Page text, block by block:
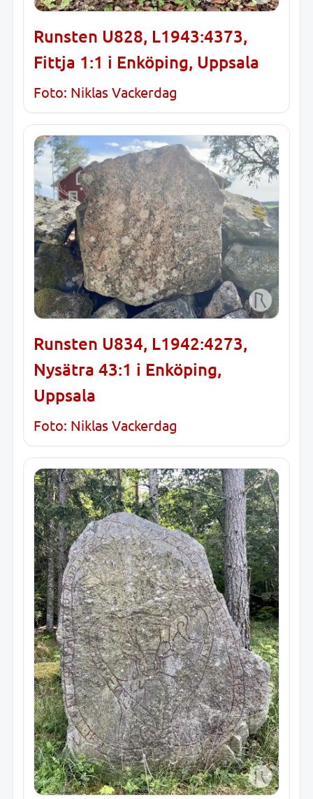
Runsten U828, L1943:4373,
Fittja 1:1 i Enköping, Uppsala
Foto: Niklas Vackerdag
Runsten U834, L1942:4273,
Nysätra 43:1 i Enköping,
Uppsala
Foto: Niklas Vackerdag